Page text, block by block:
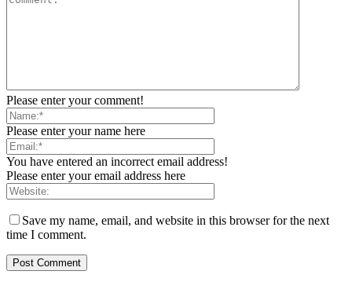
Please enter your comment!
Please enter your name here
You have entered an incorrect email address!
Please enter your email address here
Save my name, email, and website in this browser for the next
time I comment.